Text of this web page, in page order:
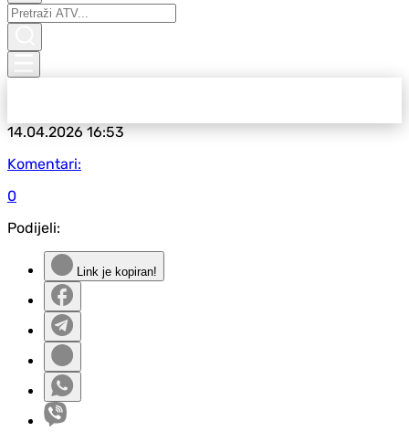
14.04.202616:53
Komentari:
0
Podijeli:
Link je kopiran!